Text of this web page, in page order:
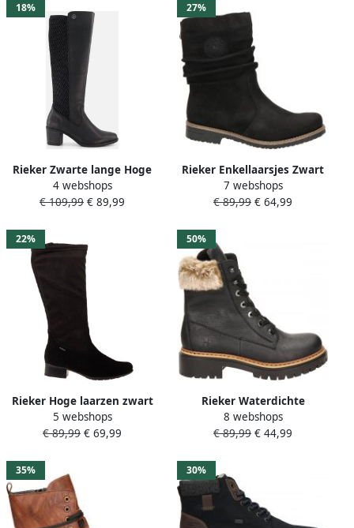
18%
Rieker Zwarte lange Hoge
Laarzen met blokhak voor
dames Black Dames
4 webshops
€ 109,99 € 89,99
27%
Rieker Enkellaarsjes Zwart
Synthetisch 182235 Dames
7 webshops
€ 89,99 € 64,99
22%
Rieker Hoge laarzen zwart
Synthetisch Dames
5 webshops
€ 89,99 € 69,99
50%
Rieker Waterdichte
sneakers met ritssluiting en
uitneembaar voetbed Black
8 webshops
€ 89,99 € 44,99
35% 30%